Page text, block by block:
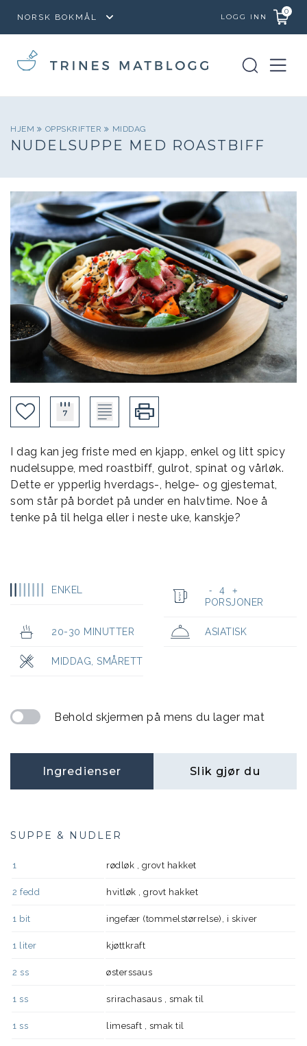
LOGG INN
0
HJEM OPPSKRIFTER MIDDAG
NUDELSUPPE MED ROASTBIFF
I dag kan jeg friste med en kjapp, enkel og litt spicy
nudelsuppe, med roastbiff, gulrot, spinat og vårløk.
Dette er ypperlig hverdags-, helge- og gjestemat,
som står på bordet på under en halvtime. Noe å
tenke på til helga eller i neste uke, kanskje?
ENKEL - 4 +
PORSJONER
20-30 MINUTTER ASIATISK
MIDDAG SMÅRETT
Behold skjermen på mens du lager mat
Ingredienser Slik gjør du
SUPPE & NUDLER
1 rødløk , grovt hakket
2 fedd hvitløk , grovt hakket
1 bit ingefær (tommelstørrelse), i skiver
1 liter kjøttkraft
2 ss østerssaus
1 ss srirachasaus , smak til
1 ss limesaft , smak til